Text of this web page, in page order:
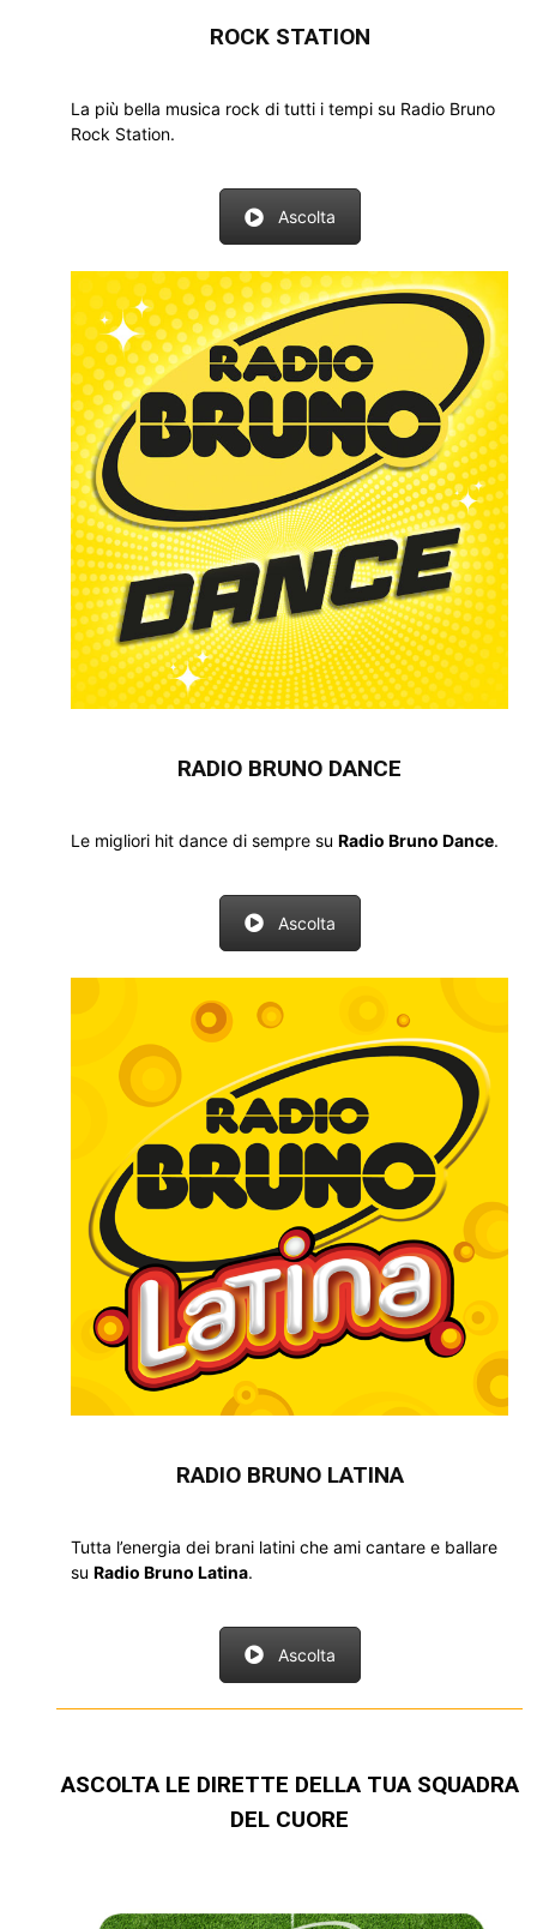
ROCK STATION
La più bella musica rock di tutti i tempi su Radio Bruno
Rock Station.
Ascolta
RADIO BRUNO DANCE
Le migliori hit dance di sempre su Radio Bruno Dance.
Ascolta
RADIO BRUNO LATINA
Tutta l’energia dei brani latini che ami cantare e ballare
su Radio Bruno Latina.
Ascolta
ASCOLTA LE DIRETTE DELLA TUA SQUADRA
DEL CUORE